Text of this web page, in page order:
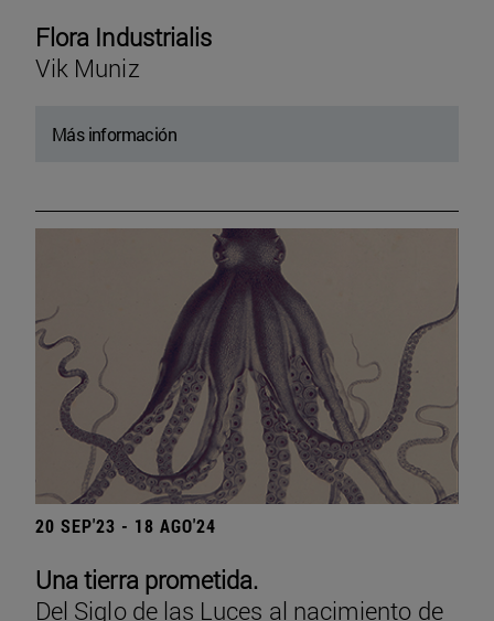
Flora Industrialis
Vik Muniz
Más información
20 SEP'23 - 18 AGO'24
Una tierra prometida.
Del Siglo de las Luces al nacimiento de